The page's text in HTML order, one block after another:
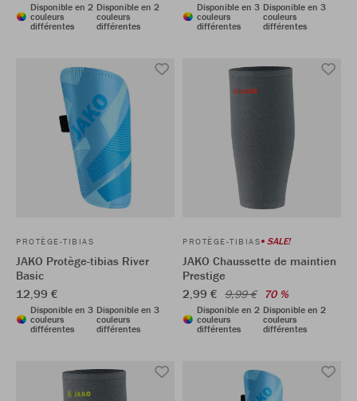
Disponible en 2
couleurs
différentes
Disponible en 2
couleurs
différentes
Disponible en 3
couleurs
différentes
Disponible en 3
couleurs
différentes
PROTÈGE-TIBIAS
JAKO Protège-tibias River
Basic
12,99 €
Disponible en 3
couleurs
différentes
Disponible en 3
couleurs
différentes
PROTÈGE-TIBIAS SALE!
JAKO Chaussette de maintien
Prestige
2,99 € 9,99 € 70 %
Disponible en 2
couleurs
différentes
Disponible en 2
couleurs
différentes